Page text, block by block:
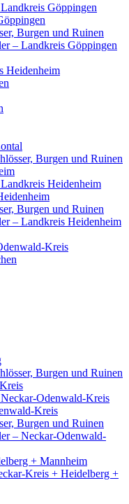
Göppingen
Burgen und Ruinen
– Landkreis Göppingen
Heidenheim
Burgen und Ruinen
Heidenheim
Burgen und Ruinen
– Landkreis Heidenheim
Kreis
Burgen und Ruinen
Odenwald-Kreis
Kreis
Burgen und Ruinen
– Neckar-Odenwald-
+ Mannheim
Kreis + Heidelberg +